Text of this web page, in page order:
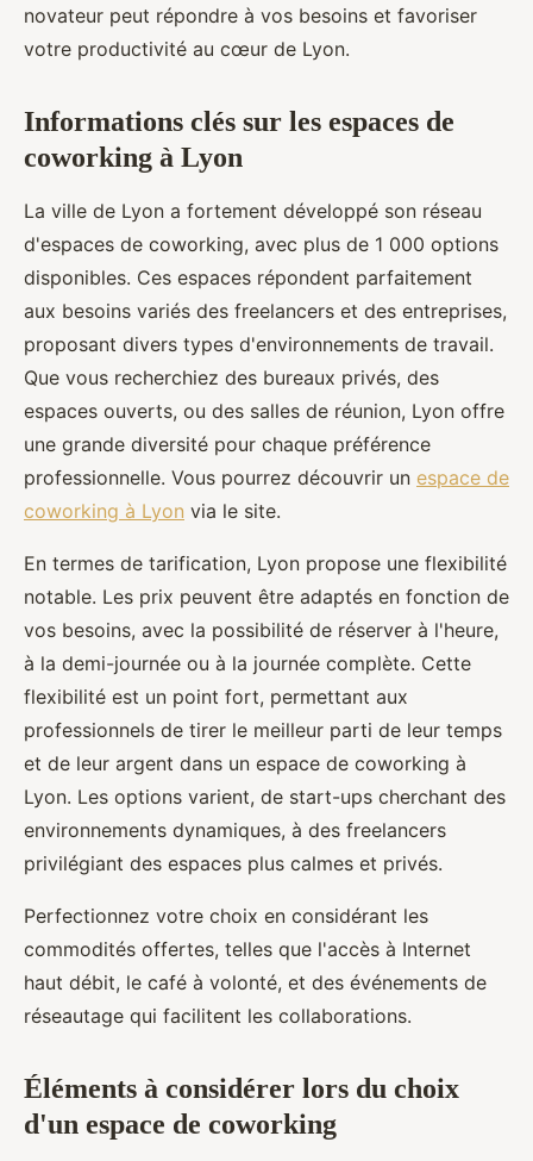
novateur peut répondre à vos besoins et favoriser
votre productivité au cœur de Lyon.
Informations clés sur les espaces de
coworking à Lyon
La ville de Lyon a fortement développé son réseau
d'espaces de coworking, avec plus de 1 000 options
disponibles. Ces espaces répondent parfaitement
aux besoins variés des freelancers et des entreprises,
proposant divers types d'environnements de travail.
Que vous recherchiez des bureaux privés, des
espaces ouverts, ou des salles de réunion, Lyon offre
une grande diversité pour chaque préférence
professionnelle. Vous pourrez découvrir un espace de
coworking à Lyon via le site.
En termes de tarification, Lyon propose une flexibilité
notable. Les prix peuvent être adaptés en fonction de
vos besoins, avec la possibilité de réserver à l'heure,
à la demi-journée ou à la journée complète. Cette
flexibilité est un point fort, permettant aux
professionnels de tirer le meilleur parti de leur temps
et de leur argent dans un espace de coworking à
Lyon. Les options varient, de start-ups cherchant des
environnements dynamiques, à des freelancers
privilégiant des espaces plus calmes et privés.
Perfectionnez votre choix en considérant les
commodités offertes, telles que l'accès à Internet
haut débit, le café à volonté, et des événements de
réseautage qui facilitent les collaborations.
Éléments à considérer lors du choix
d'un espace de coworking